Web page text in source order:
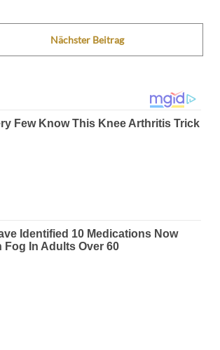
Nächster Beitrag